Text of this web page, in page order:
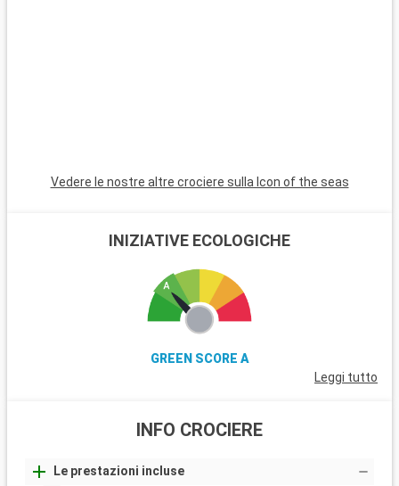
Vedere le nostre altre crociere sulla Icon of the seas
INIZIATIVE ECOLOGICHE
GREEN SCORE A
Leggi tutto
INFO CROCIERE
Le prestazioni incluse